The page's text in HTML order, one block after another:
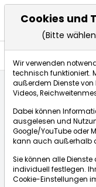
Börse:
Cookies und
(Bitte
Wir verwenden
technisch funktioniert.
außerdem Dienste von
Videos,
Dabei können
ausgelesen und
Google/YouTube oder
kann auch außerhalb
Sie können alle
individuell festlegen.
Cookie-Einstellungen